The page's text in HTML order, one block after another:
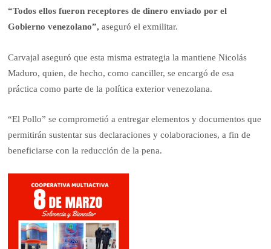
“Todos ellos fueron receptores de dinero enviado por el
Gobierno venezolano”, aseguró el exmilitar.
Carvajal aseguró que esta misma estrategia la mantiene Nicolás
Maduro, quien, de hecho, como canciller, se encargó de esa
práctica como parte de la política exterior venezolana.
“El Pollo” se comprometió a entregar elementos y documentos que
permitirán sustentar sus declaraciones y colaboraciones, a fin de
beneficiarse con la reducción de la pena.